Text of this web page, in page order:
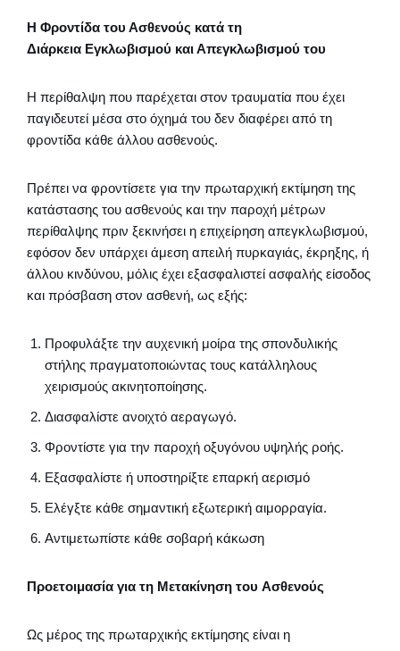
Η Φροντίδα του Ασθενούς κατά τη
Διάρκεια Εγκλωβισμού και Απεγκλωβισμού του
Η περίθαλψη που παρέχεται στον τραυματία που έχει
παγιδευτεί μέσα στο όχημά του δεν διαφέρει από τη
φροντίδα κάθε άλλου ασθενούς.
Πρέπει να φροντίσετε για την πρωταρχική εκτίμηση της
κατάστασης του ασθενούς και την παροχή μέτρων
περίθαλψης πριν ξεκινήσει η επιχείρηση απεγκλωβισμού,
εφόσον δεν υπάρχει άμεση απειλή πυρκαγιάς, έκρηξης, ή
άλλου κινδύνου, μόλις έχει εξασφαλιστεί ασφαλής είσοδος
και πρόσβαση στον ασθενή, ως εξής:
Προφυλάξτε την αυχενική μοίρα της σπονδυλικής
στήλης πραγματοποιώντας τους κατάλληλους
χειρισμούς ακινητοποίησης.
Διασφαλίστε ανοιχτό αεραγωγό.
Φροντίστε για την παροχή οξυγόνου υψηλής ροής.
Εξασφαλίστε ή υποστηρίξτε επαρκή αερισμό
Ελέγξτε κάθε σημαντική εξωτερική αιμορραγία.
Αντιμετωπίστε κάθε σοβαρή κάκωση
Προετοιμασία για τη Μετακίνηση του Ασθενούς
Ως μέρος της πρωταρχικής εκτίμησης είναι η